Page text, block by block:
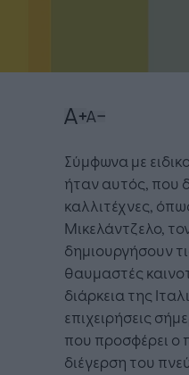
Σύμφωνα με
ήταν αυτός, που
καλλιτέχνες,
Μικελάντζελο,
δημιουργήσουν
θαυμαστές
διάρκεια της
επιχειρήσεις
που προσφέρει ο
διέγερση του
Η Τεχνητή
λειτουργικό